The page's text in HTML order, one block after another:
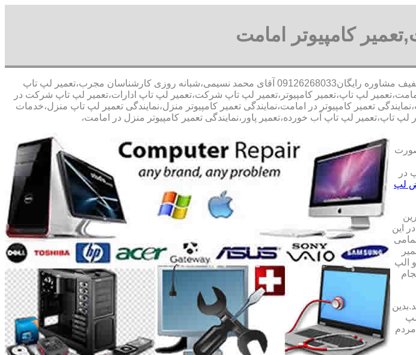
کامپیوتر امامت
30 در صد تخفیف مشاوره رایگان09126268033 آقای محمد نسیمی،شبانه روزی کارشناسان مجرب،تعمیر لپ تاپ
لپ تاپ،تعمیر کامپیوتر،تعمیر لپ تاپ شرکت،تعمیر لپ تاپ ادارات،تعمیر لپ تاپ شرکت در
تعمیر کامپیوتر در امامت،نمایندگی تعمیر کامپیوتر منزل،نمایندگی تعمیر لپ تاپ منزل،خدمات
تاپ،تعمیر لپ تاپ آب خورده،تعمیر پاور،نمایندگی تعمیر کامپیوتر منزل در امامت،
بصورت
در
لپ
این
الپ